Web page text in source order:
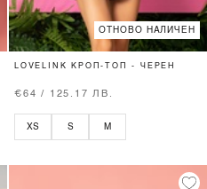
ОТНОВО НАЛИЧЕН
LOVELINK КРОП-ТОП - ЧЕРЕН
€64 / 125.17 ЛВ.
XS S M